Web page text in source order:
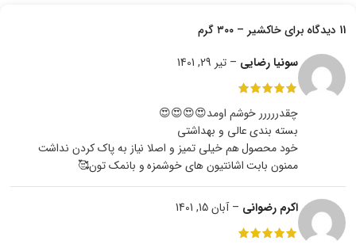
11 دیدگاه برای
خاکشیر – ۳۰۰ گرم
سونیا رضایی – تیر 29, 1401
چقدررررر خوشم اومد😍😍😍😍
بسته بندی عالی و بهداشتی
خود محصول هم خیلی تمیز و اصلا نیاز به پاک کردن نداشت
ممنون بابت اشانتیون های خوشمزه و بانمک تون🥰
اکرم رضوانی – آبان 15, 1401